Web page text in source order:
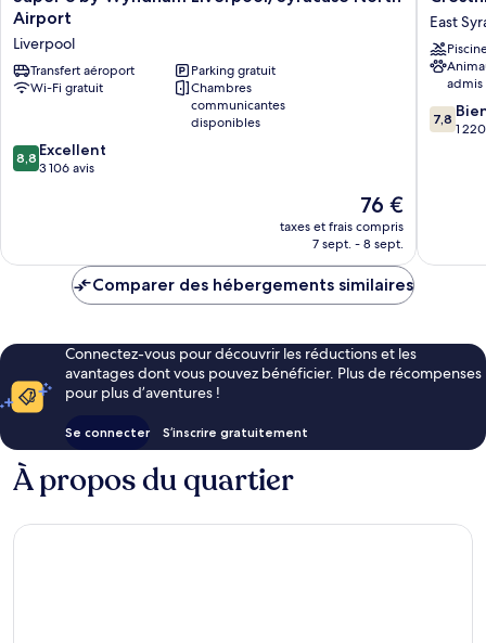
8
Wyndham
Liverpool/Syracuse
North
Airport
Liverpool
Transfert aéroport
Parking gratuit
Wi-Fi gratuit
Chambres
communicantes
disponibles
8.8
sur
8,8 Excellent
3 106 avis
Le
nouveau
prix
de
76 €
taxes et frais compris
7 sept. - 8 sept.
Suites
East
East
admis
7.8
sur
7,8
1
Comparer des hébergements similaires
Connectez-vous pour découvrir les réductions et les
avantages dont vous pouvez bénéficier. Plus de récompenses
pour plus d’aventures !
Se connecter S’inscrire gratuitement
À propos du quartier